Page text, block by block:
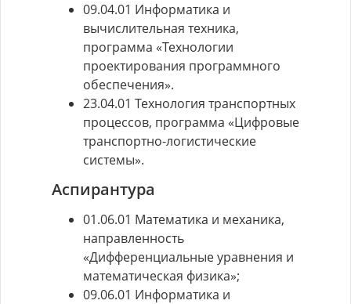
09.04.01 Информатика и
вычислительная техника,
программа «Технологии
проектирования программного
обеспечения».
23.04.01 Технология транспортных
процессов, программа «Цифровые
транспортно-логистические
системы».
Аспирантура
01.06.01 Математика и механика,
направленность
«Дифференциальные уравнения и
математическая физика»;
09.06.01 Информатика и